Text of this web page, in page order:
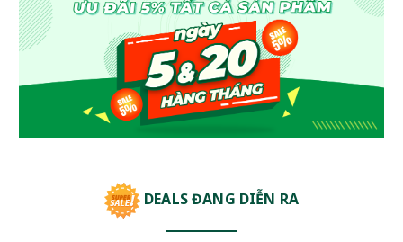
DEALS ĐANG DIỄN RA